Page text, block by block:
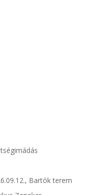
Bartók terem